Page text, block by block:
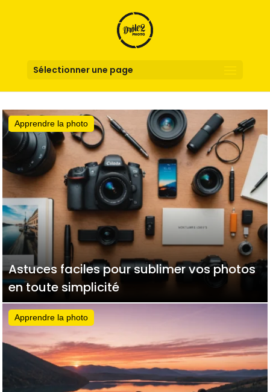
Sélectionner une page
Astuces faciles pour sublimer vos photos
en toute simplicité
Apprendre la photo
Apprendre la photo